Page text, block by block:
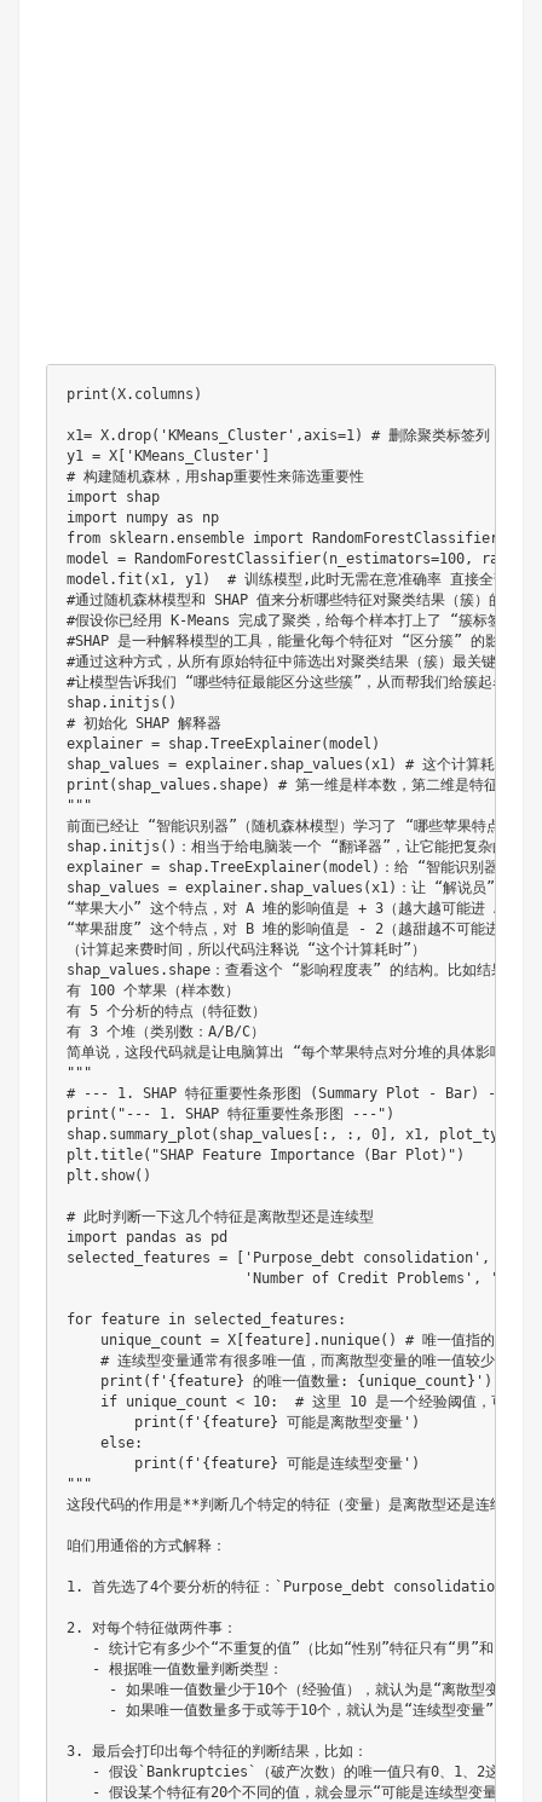
print(X.columns)
x1= X.drop('KMeans_Cluster',axis=1) # 删除聚类标签列
y1 = X['KMeans_Cluster']
# 构建随机森林，用shap重要性来筛选重要性
import shap
import numpy as np
from sklearn.ensemble import RandomForestClassifier  # 随
model = RandomForestClassifier(n_estimators=100,
model.fit(x1, y1)  # 训练模型,此时无需在意准确率 直接全部数据
#通过随机森林模型和 SHAP 值来分析哪些特征对聚类结果（簇）的区分
#假设你已经用 K-Means 完成了聚类，给每个样本打上了 “簇标签”（
#SHAP 是一种解释模型的工具，能量化每个特征对 “区分簇” 的影响
#通过这种方式，从所有原始特征中筛选出对聚类结果（簇）最关键的
#让模型告诉我们 “哪些特征最能区分这些簇”，从而帮我们给簇起名字、
shap.initjs()
# 初始化 SHAP 解释器
explainer = shap.TreeExplainer(model)
shap_values = explainer.shap_values(x1) # 这个计算耗时
print(shap_values.shape) # 第一维是样本数，第二维是特征数，第
"""
前面已经让 “智能识别器”（随机森林模型）学习了 “哪些苹果特点决
shap.initjs()：相当于给电脑装一个 “翻译器”，让它能把复杂的计算
explainer = shap.TreeExplainer(model)：给 “智能识别器” 配一个
shap_values = explainer.shap_values(x1)：让 “解说员” 分析所
“苹果大小” 这个特点，对 A 堆的影响值是 + 3（越大越可能进 A 堆）
“苹果甜度” 这个特点，对 B 堆的影响值是 - 2（越甜越不可能进 B 堆
（计算起来费时间，所以代码注释说 “这个计算耗时”）
shap_values.shape：查看这个 “影响程度表” 的结构。比如结果是
有 100 个苹果（样本数）
有 5 个分析的特点（特征数）
有 3 个堆（类别数：A/B/C）
简单说，这段代码就是让电脑算出 “每个苹果特点对分堆的具体影响”
"""
# --- 1. SHAP 特征重要性条形图 (Summary Plot - Bar) ---
print("--- 1. SHAP 特征重要性条形图 ---")
shap.summary_plot(shap_values[:, :, 0], x1,
plt.title("SHAP Feature Importance (Bar Plot)")
plt.show()
# 此时判断一下这几个特征是离散型还是连续型
import pandas as pd
selected_features = ['Purpose_debt consolidation',
'Number of Credit Problems',
for feature in selected_features:
unique_count = X[feature].nunique() # 唯一值指的是在某
    # 连续型变量通常有很多唯一值，而离散型变量的唯一值较少
    print(f'{feature} 的唯一值数量: {unique_count}')
if unique_count < 10:  # 这里 10 是一个经验阈值，可以根
        print(f'{feature} 可能是离散型变量')
    else:
        print(f'{feature} 可能是连续型变量')
"""
这段代码的作用是**判断几个特定的特征（变量）是离散型还是连续型
咱们用通俗的方式解释：
1. 首先选了4个要分析的特征：`Purpose_debt consolidation`
2. 对每个特征做两件事：
- 统计它有多少个“不重复的值”（比如“性别”特征只有“男”和“女”
   - 根据唯一值数量判断类型：
- 如果唯一值数量少于10个（经验值），就认为是“离散型变量”（
- 如果唯一值数量多于或等于10个，就认为是“连续型变量”（比如
3. 最后会打印出每个特征的判断结果，比如：
- 假设`Bankruptcies`（破产次数）的唯一值只有0、1、2这3个，
   - 假设某个特征有20个不同的值，就会显示“可能是连续型变量”。